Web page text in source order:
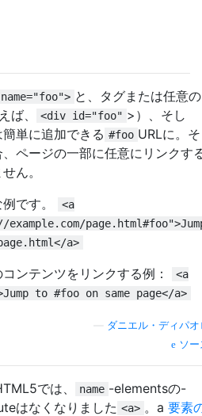
と、タグまたは任意の
ば、 <div id="foo" >）、そし
単に追加できる #foo URLに。そ
ページの一部に任意にリンクす
ん。
です。
<a
a>
ンテンツをリンクする例：
<a
to #foo on same page</a>
ダニエル・ディパオ
ソー
では、 name -elementsの-
はなくなりました <a> 。a 要素